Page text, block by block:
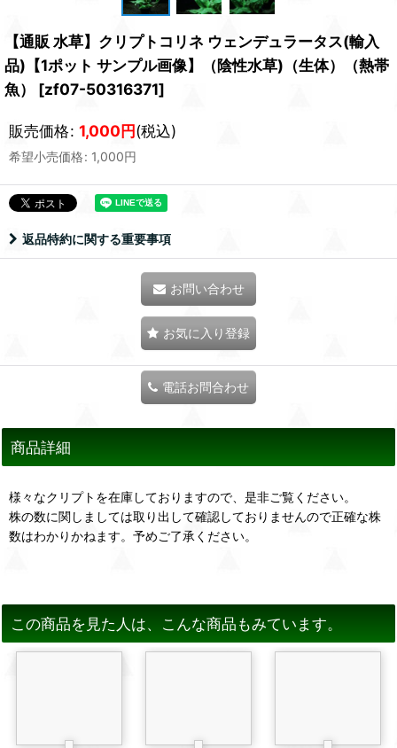
【通販 水草】クリプトコリネ ウェンデュラータス(輸入
品)【1ポット サンプル画像】（陰性水草)（生体）（熱帯
魚）
[zf07-50316371]
販売価格: 1,000円(税込)
希望小売価格: 1,000円
返品特約に関する重要事項
お問い合わせ
お気に入り登録
電話お問合わせ
商品詳細
様々なクリプトを在庫しておりますので、是非ご覧ください。
株の数に関しましては取り出して確認しておりませんので正確な株
数はわかりかねます。予めご了承ください。
この商品を見た人は、こんな商品もみています。